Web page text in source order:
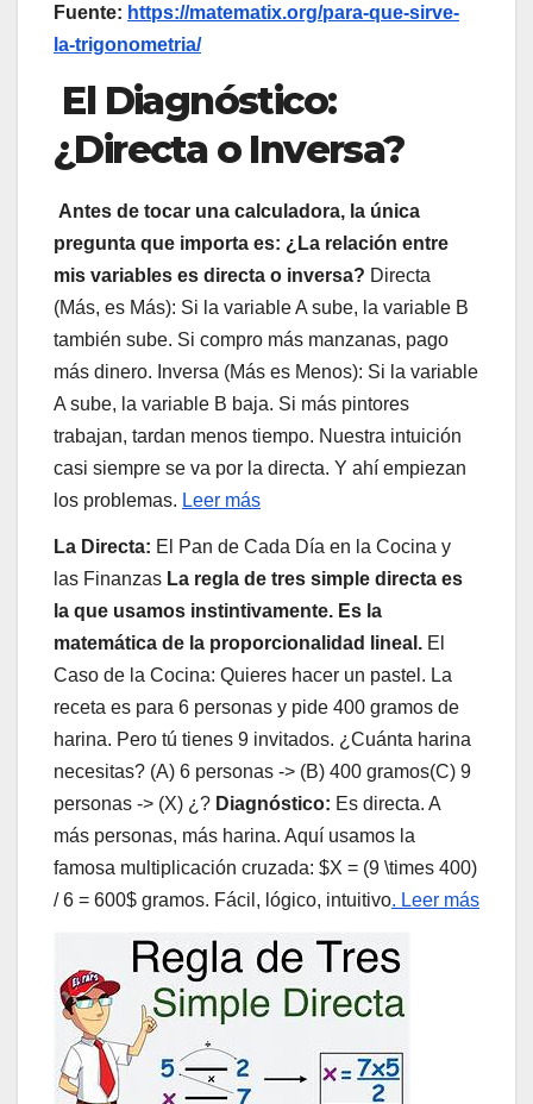
Fuente: https://matematix.org/para-que-sirve-
la-trigonometria/
El Diagnóstico:
¿Directa o Inversa?
Antes de tocar una calculadora, la única
pregunta que importa es: ¿La relación entre
mis variables es directa o inversa? Directa
(Más, es Más): Si la variable A sube, la variable B
también sube. Si compro más manzanas, pago
más dinero. Inversa (Más es Menos): Si la variable
A sube, la variable B baja. Si más pintores
trabajan, tardan menos tiempo. Nuestra intuición
casi siempre se va por la directa. Y ahí empiezan
los problemas. Leer más
La Directa: El Pan de Cada Día en la Cocina y
las Finanzas La regla de tres simple directa es
la que usamos instintivamente. Es la
matemática de la proporcionalidad lineal. El
Caso de la Cocina: Quieres hacer un pastel. La
receta es para 6 personas y pide 400 gramos de
harina. Pero tú tienes 9 invitados. ¿Cuánta harina
necesitas? (A) 6 personas -> (B) 400 gramos(C) 9
personas -> (X) ¿? Diagnóstico: Es directa. A
más personas, más harina. Aquí usamos la
famosa multiplicación cruzada: $X = (9 \times 400)
/ 6 = 600$ gramos. Fácil, lógico, intuitivo. Leer más